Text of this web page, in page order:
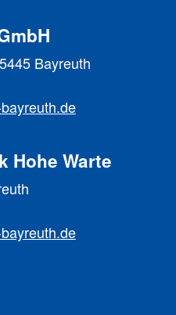
Bayreuth
Hohe Warte